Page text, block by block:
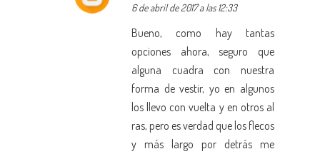
6 de abril de 2017 a las 12:33
Bueno, como hay tantas
opciones ahora, seguro que
alguna cuadra con nuestra
forma de vestir, yo en algunos
los llevo con vuelta y en otros al
ras, pero es verdad que los flecos
y más largo por detrás me